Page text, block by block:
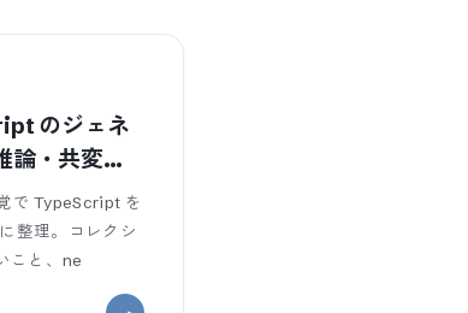
のジェネ
論・共変
で TypeScript を
整理。コレクシ
こと、ne